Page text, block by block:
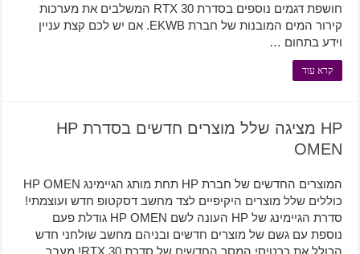
חושפת דגמים נוספים בסדרת RTX 30 המשלבים את מערכות
קירור המים המובנות של חברת EKWB. אם יש לכם קצת עניין
וידע בתחום …
קרא עוד
HP מציגה שלל מוצרים חדשים בסדרת HP
OMEN
המוצרים החדשים של חברת HP תחת מותג הגיימינג HP OMEN
כוללים שלל מוצרים היקיפיים לצד מחשב דסקטופ חדש ועוצמתי!
סדרת הגיימינג של HP העונה לשם HP OMEN גודלת פעם
נוספת עם גשם של מוצרים חדשים ובניהם מחשב שולחני חדש
הכולל את כרטיסי המסך החדשים של סדרת RTX 30! מעבר